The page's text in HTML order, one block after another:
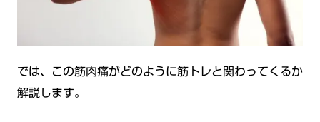
では、この筋肉痛がどのように筋トレと関わってくるか
解説します。